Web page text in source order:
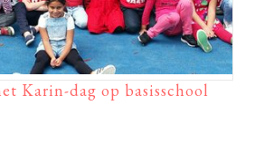
Karin-dag op basisschool